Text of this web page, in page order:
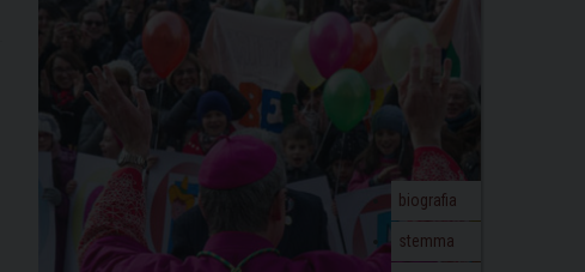
biografia
stemma